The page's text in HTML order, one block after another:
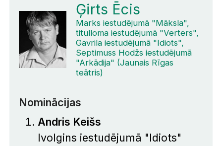
Ģirts Ēcis
Marks iestudējumā "Māksla",
titulloma iestudējumā "Verters",
Gavrila iestudējumā "Idiots",
Septimuss Hodžs iestudējumā
"Arkādija" (Jaunais Rīgas
teātris)
Nominācijas
Andris Keišs
Ivolgins iestudējumā "Idiots"